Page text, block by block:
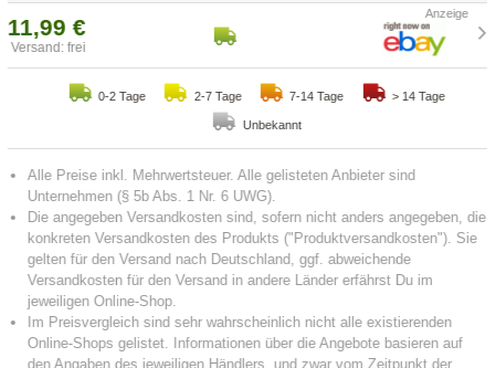
11,99 €
Versand: frei
0-2 Tage 2-7 Tage 7-14 Tage > 14 Tage
Unbekannt